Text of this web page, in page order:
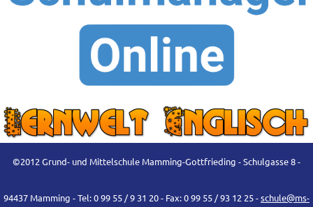
©2012 Grund- und Mittelschule Mamming-Gottfrieding - Schulgasse 8 -
94437 Mamming - Tel: 0 99 55 / 9 31 20 - Fax: 0 99 55 / 93 12 25 -schule@ms-